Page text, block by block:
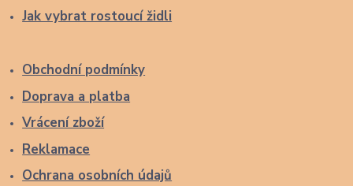
Jak vybrat rostoucí židli
Obchodní podmínky
Doprava a platba
Vrácení zboží
Reklamace
Ochrana osobních údajů